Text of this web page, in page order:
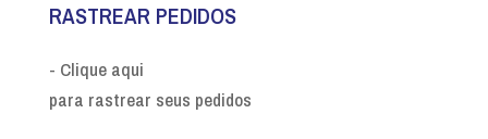
RASTREAR PEDIDOS
- Clique aqui
para rastrear seus pedidos